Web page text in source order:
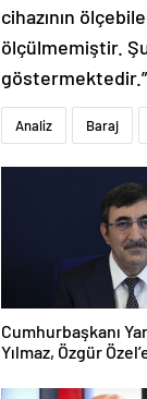
cihazının
ölçülmemiştir.
göstermektedir.”
Analiz Baraj
Cumhurbaşkanı
Yılmaz, Özgür